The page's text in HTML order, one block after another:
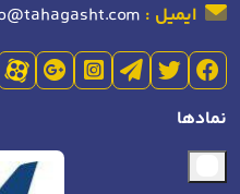
ایمیل :
نمادها